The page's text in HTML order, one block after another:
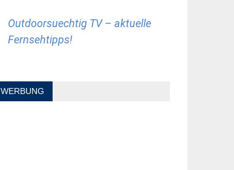
Outdoorsuechtig TV – aktuelle
Fernsehtipps!
WERBUNG